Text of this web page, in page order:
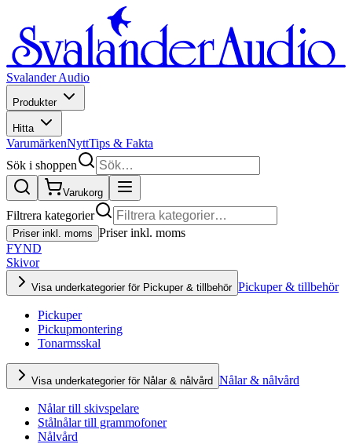
Svalander Audio
Produkter
Hitta
VarumärkenNyttTips & Fakta
Sök i shoppen
Varukorg
Filtrera kategorier
Priser inkl. moms Priser inkl. moms
FYND
Skivor
Visa underkategorier för Pickuper & tillbehör Pickuper & tillbehör
Pickuper
Pickupmontering
Tonarmsskal
Visa underkategorier för Nålar & nålvård Nålar & nålvård
Nålar till skivspelare
Stålnålar till grammofoner
Nålvård